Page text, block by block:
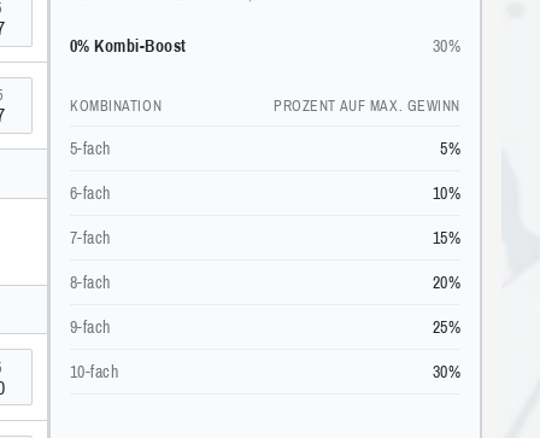
0% Kombi-Boost 30%
KOMBINATION PROZENT AUF MAX. GEWINN
5-fach 5%
6-fach 10%
7-fach 15%
8-fach 20%
9-fach 25%
10-fach 30%